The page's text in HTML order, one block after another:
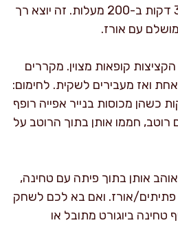
את הקציצות ואפו 25–30 דקות ב-200 מעלות. זה יוצא רך
עם אורז.
הקציצות קופאות מצוין. מקררים
ואז מעבירים לשקית. לחימום:
ל-10–12 דקות כשהן מכוסות בנייר אפייה רופף
רוטב, חממו אותן בתוך הרוטב על
אוהב אותן בתוך פיתה עם טחינה,
פתיתים/אורז. ואם בא לכם לשחק
ביוגורט מתובל או